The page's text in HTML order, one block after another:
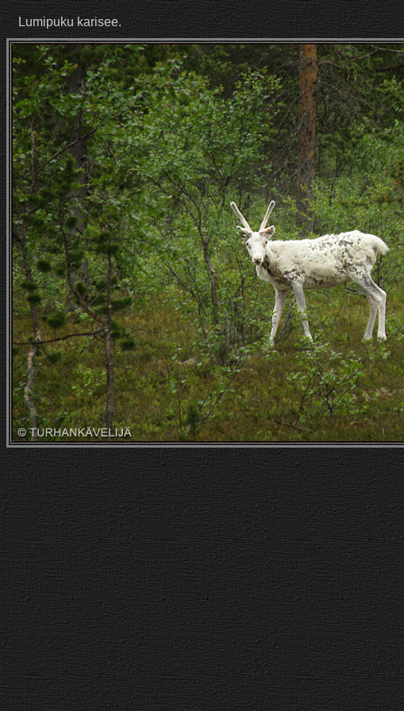
Lumipuku karisee.